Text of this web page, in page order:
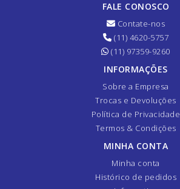
FALE CONOSCO
Contate-nos
(11) 4620-5757
(11) 97359-9260
INFORMAÇÕES
Sobre a Empresa
Trocas e Devoluções
Política de Privacidade
Termos & Condições
MINHA CONTA
Minha conta
Histórico de pedidos